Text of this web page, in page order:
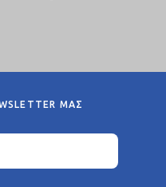
ΜΑΣ